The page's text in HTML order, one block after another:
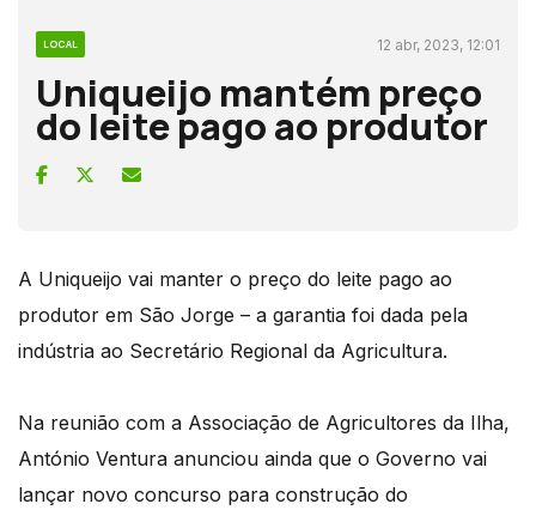
LOCAL 12 abr, 2023, 12:01
Uniqueijo mantém preço
do leite pago ao produtor
A Uniqueijo vai manter o preço do leite pago ao
produtor em São Jorge – a garantia foi dada pela
indústria ao Secretário Regional da Agricultura.
Na reunião com a Associação de Agricultores da Ilha,
António Ventura anunciou ainda que o Governo vai
lançar novo concurso para construção do